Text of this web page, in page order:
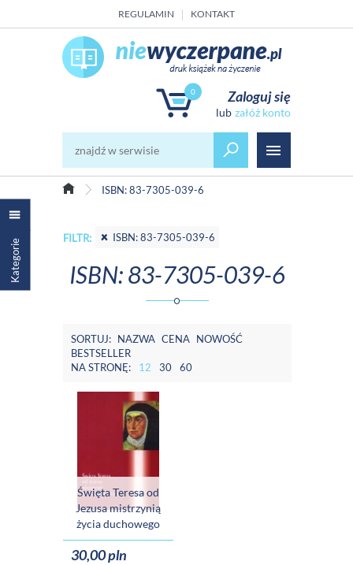
REGULAMIN KONTAKT
0 Zaloguj się
załóż konto
ISBN: 83-7305-039-6
Kategorie FILTR: ISBN: 83-7305-039-6
ISBN: 83-7305-039-6
SORTUJ: NAZWA CENA NOWOŚĆ
BESTSELLER
NA STRONĘ:
12 30 60
Święta Teresa od
Jezusa mistrzynią
życia duchowego
30,00 pln